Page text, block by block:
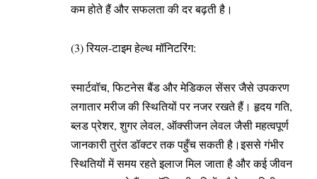
कम होते हैं और सफलता की दर बढ़ती है।
(3) रियल-टाइम हेल्थ मॉनिटरिंग:
स्मार्टवॉच, फिटनेस बैंड और मेडिकल सेंसर जैसे उपकरण
लगातार मरीज की स्थितियों पर नजर रखते हैं। हृदय गति,
ब्लड प्रेशर, शुगर लेवल, ऑक्सीजन लेवल जैसी महत्वपूर्ण
जानकारी तुरंत डॉक्टर तक पहुँच सकती है।इससे गंभीर
स्थितियों में समय रहते इलाज मिल जाता है और कई जीवन